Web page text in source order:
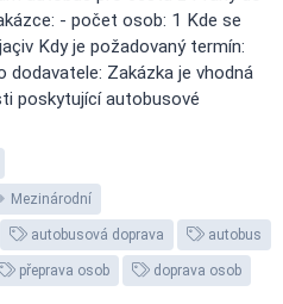
- počet osob: 1 Kde se
Kdy je požadovaný termín:
dodavatele: Zakázka je vhodná
poskytující autobusové
Mezinárodní
autobusová doprava autobus
přeprava osob doprava osob